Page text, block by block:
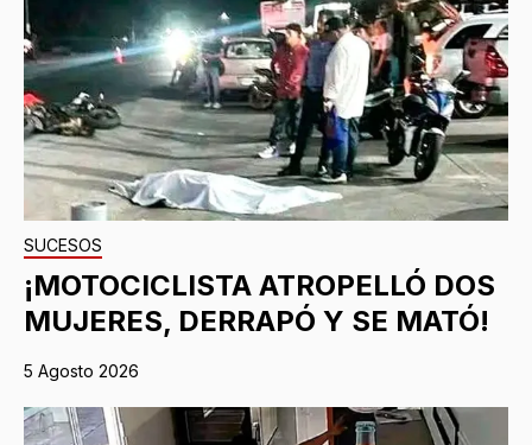
SUCESOS
¡MOTOCICLISTA ATROPELLÓ DOS
MUJERES, DERRAPÓ Y SE MATÓ!
5 Agosto 2026